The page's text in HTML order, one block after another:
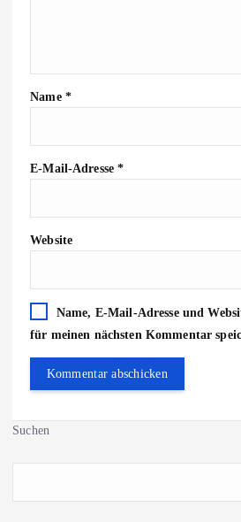
Name *
E-Mail-Adresse*
Website
Name, E-Mail-Adresse und
für meinen nächsten Kommentar
Suchen